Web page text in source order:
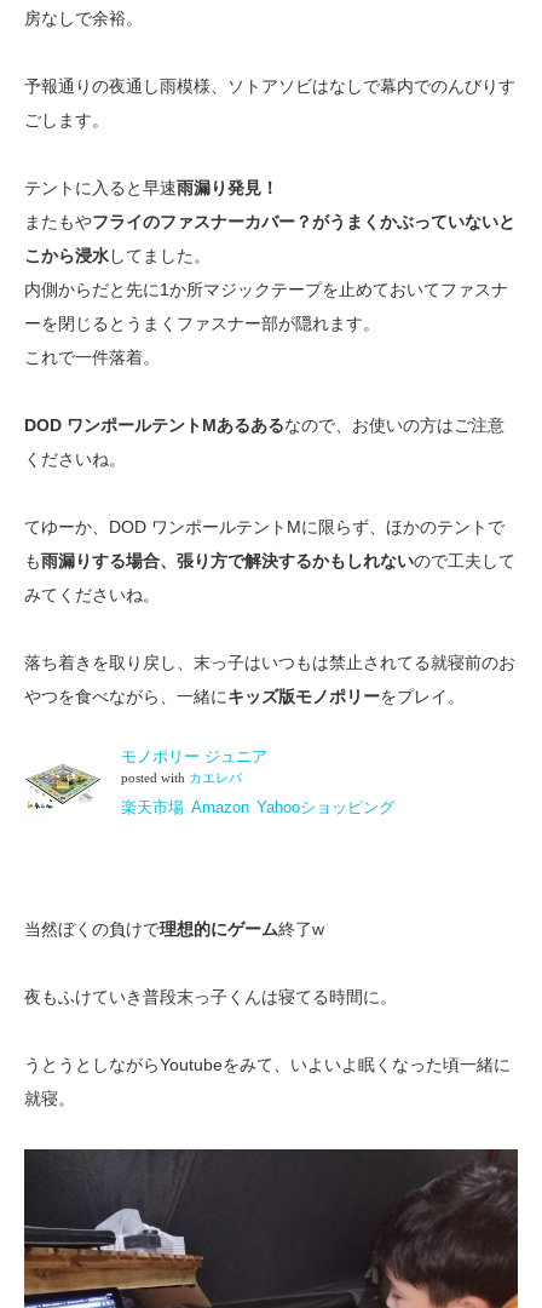
房なしで余裕。
予報通りの夜通し雨模様、ソトアソビはなしで幕内でのんびりす
ごします。
テントに入ると早速雨漏り発見！
またもやフライのファスナーカバー？がうまくかぶっていないと
こから浸水してました。
内側からだと先に1か所マジックテープを止めておいてファスナ
ーを閉じるとうまくファスナー部が隠れます。
これで一件落着。
DOD ワンポールテントMあるあるなので、お使いの方はご注意
くださいね。
てゆーか、DOD ワンポールテントMに限らず、ほかのテントで
も雨漏りする場合、張り方で解決するかもしれないので工夫して
みてくださいね。
落ち着きを取り戻し、末っ子はいつもは禁止されてる就寝前のお
やつを食べながら、一緒にキッズ版モノポリーをプレイ。
モノポリー ジュニア
posted with カエレバ
楽天市場 Amazon Yahooショッピング
当然ぼくの負けで理想的にゲーム終了w
夜もふけていき普段末っ子くんは寝てる時間に。
うとうとしながらYoutubeをみて、いよいよ眠くなった頃一緒に
就寝。